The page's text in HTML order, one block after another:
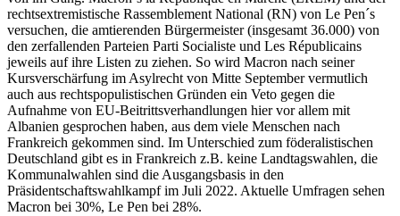
rechtsextremistische Rassemblement National (RN) von Le Pen´s
versuchen, die amtierenden Bürgermeister (insgesamt 36.000) von
den zerfallenden Parteien Parti Socialiste und Les Républicains
jeweils auf ihre Listen zu ziehen. So wird Macron nach seiner
Kursverschärfung im Asylrecht von Mitte September vermutlich
auch aus rechtspopulistischen Gründen ein Veto gegen die
Aufnahme von EU-Beitrittsverhandlungen hier vor allem mit
Albanien gesprochen haben, aus dem viele Menschen nach
Frankreich gekommen sind. Im Unterschied zum föderalistischen
Deutschland gibt es in Frankreich z.B. keine Landtagswahlen, die
Kommunalwahlen sind die Ausgangsbasis in den
Präsidentschaftswahlkampf im Juli 2022. Aktuelle Umfragen sehen
Macron bei 30%, Le Pen bei 28%.